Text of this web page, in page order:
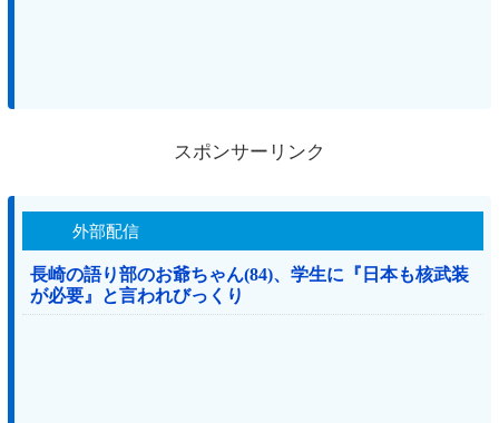
スポンサーリンク
外部配信
長崎の語り部のお爺ちゃん(84)、学生に『日本も核武装
が必要』と言われびっくり